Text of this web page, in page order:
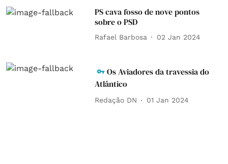
PS cava fosso de nove pontos
sobre o PSD
Rafael Barbosa 02 Jan 2024
Os Aviadores da travessia do
Atlântico
Redação DN 01 Jan 2024